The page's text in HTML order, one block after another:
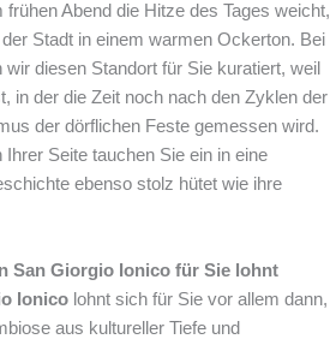
frühen Abend die Hitze des Tages weicht,
Stadt in einem warmen Ockerton. Bei
wir diesen Standort für Sie kuratiert, weil
in der die Zeit noch nach den Zyklen der
der dörflichen Feste gemessen wird.
Ihrer Seite tauchen Sie ein in eine
ebenso stolz hütet wie ihre
San Giorgio Ionico für Sie lohnt
Ionico lohnt sich für Sie vor allem dann,
aus kultureller Tiefe und